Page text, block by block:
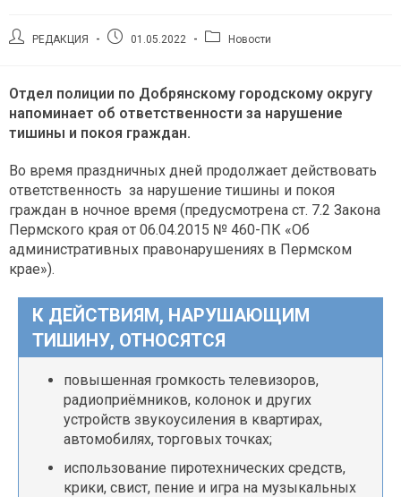
АвторРЕДАКЦИЯ
Запись01.05.2022
Рубрика
Новости
Отдел полиции по Добрянскому городскому округу
напоминает об ответственности за нарушение
тишины и покоя граждан.
Во время праздничных дней продолжает действовать
ответственность за нарушение тишины и покоя
граждан в ночное время (предусмотрена ст. 7.2 Закона
Пермского края от 06.04.2015 № 460-ПК «Об
административных правонарушениях в Пермском
крае»).
К ДЕЙСТВИЯМ, НАРУШАЮЩИМ
ТИШИНУ, ОТНОСЯТСЯ
повышенная громкость телевизоров,
радиоприёмников, колонок и других
устройств звукоусиления в квартирах,
автомобилях, торговых точках;
использование пиротехнических средств,
крики, свист, пение и игра на музыкальных